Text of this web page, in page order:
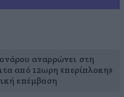
αναρρώνει στη
από 12ωρη «περίπλοκη»
επέμβαση